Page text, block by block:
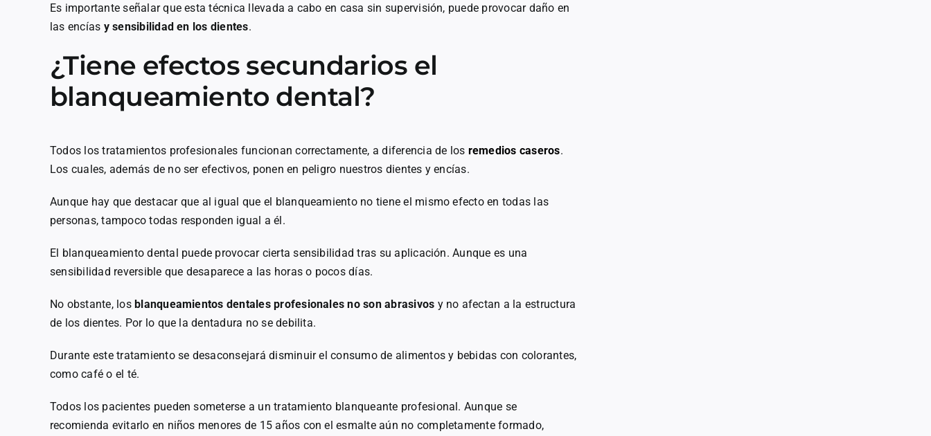
Es importante señalar que esta técnica llevada a cabo en casa sin supervisión, puede provocar daño en
las encías y sensibilidad en los dientes.
¿Tiene efectos secundarios el
blanqueamiento dental?
Todos los tratamientos profesionales funcionan correctamente, a diferencia de los remedios caseros.
Los cuales, además de no ser efectivos, ponen en peligro nuestros dientes y encías.
Aunque hay que destacar que al igual que el blanqueamiento no tiene el mismo efecto en todas las
personas, tampoco todas responden igual a él.
El blanqueamiento dental puede provocar cierta sensibilidad tras su aplicación. Aunque es una
sensibilidad reversible que desaparece a las horas o pocos días.
No obstante, losblanqueamientos dentales profesionales no son abrasivos y no afectan a la estructura
de los dientes. Por lo que la dentadura no se debilita.
Durante este tratamiento se desaconsejará disminuir el consumo de alimentos y bebidas con colorantes,
como café o el té.
Todos los pacientes pueden someterse a un tratamiento blanqueante profesional. Aunque se
recomienda evitarlo en niños menores de 15 años con el esmalte aún no completamente formado,